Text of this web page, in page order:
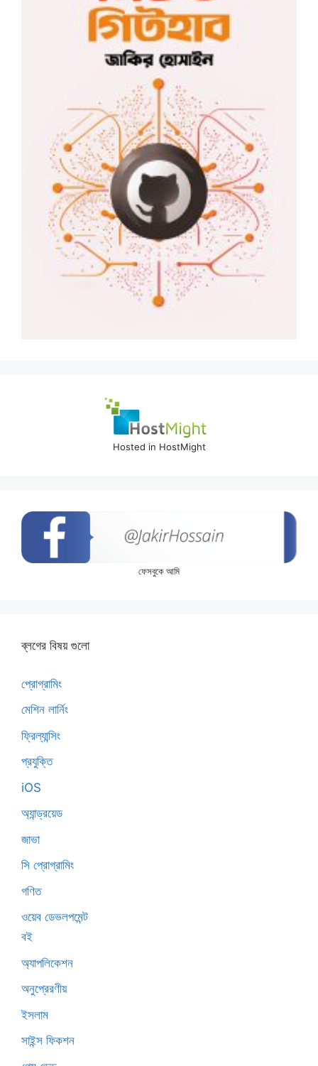
Hosted in HostMight
ফেসবুকে আমি
ব্লগের বিষয় গুলো
প্রোগ্রামিং
মেশিন লার্নিং
ফ্রিল্যান্সিং
প্রযুক্তি
iOS
অ্যান্ড্রয়েড
জাভা
সি প্রোগ্রামিং
গণিত
ওয়েব ডেভলপমেন্ট
বই
অ্যাপলিকেশন
অনুপ্রেরণীয়
ইসলাম
সাইন্স ফিকশন